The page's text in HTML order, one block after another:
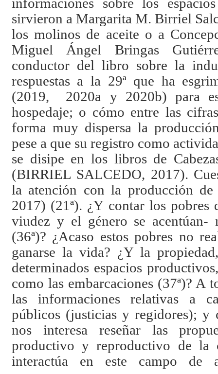
sirvieron a Margarita M. Birriel
los molinos de aceite o a
Miguel Ángel Bringas
conductor del libro sobre la
respuestas a la 29ª que ha
(2019, 2020a y 2020b) para
hospedaje; o cómo entre las
forma muy dispersa la
pese a que su registro como
se disipe en los libros de
(BIRRIEL SALCEDO, 2017).
la atención con la producción
2017) (21ª). ¿Y contar los pobres
viudez y el género se acentúan-
(36ª)? ¿Acaso estos pobres no
ganarse la vida? ¿Y la
determinados espacios
como las embarcaciones (37ª)? A
las informaciones relativas a
públicos (justicias y regidores); y
nos interesa reseñar las
productivo y reproductivo de la
interactúa en este campo de